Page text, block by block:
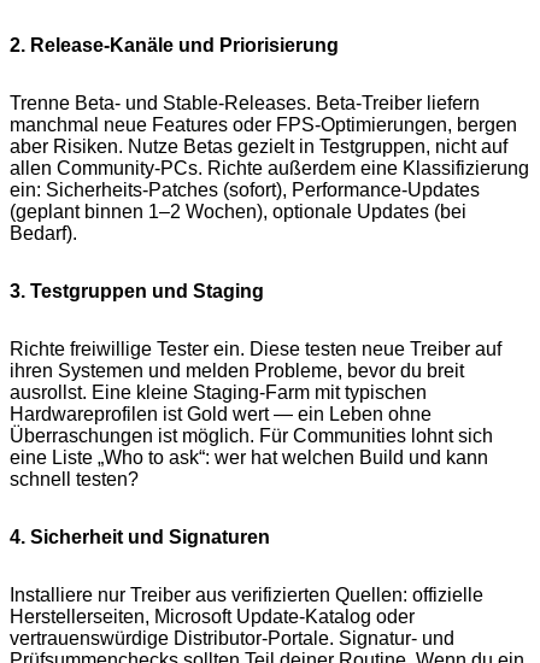
2. Release-Kanäle und Priorisierung
Trenne Beta- und Stable-Releases. Beta-Treiber liefern
manchmal neue Features oder FPS-Optimierungen, bergen
aber Risiken. Nutze Betas gezielt in Testgruppen, nicht auf
allen Community-PCs. Richte außerdem eine Klassifizierung
ein: Sicherheits-Patches (sofort), Performance-Updates
(geplant binnen 1–2 Wochen), optionale Updates (bei
Bedarf).
3. Testgruppen und Staging
Richte freiwillige Tester ein. Diese testen neue Treiber auf
ihren Systemen und melden Probleme, bevor du breit
ausrollst. Eine kleine Staging-Farm mit typischen
Hardwareprofilen ist Gold wert — ein Leben ohne
Überraschungen ist möglich. Für Communities lohnt sich
eine Liste „Who to ask“: wer hat welchen Build und kann
schnell testen?
4. Sicherheit und Signaturen
Installiere nur Treiber aus verifizierten Quellen: offizielle
Herstellerseiten, Microsoft Update-Katalog oder
vertrauenswürdige Distributor-Portale. Signatur- und